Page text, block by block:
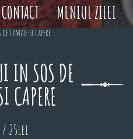
CONTACT MENIUL ZILEI
lamaie si capere
IN SOS DE
CAPERE
/ 25lei